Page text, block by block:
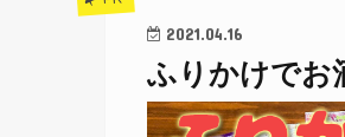
2021.04.16
ふりかけでお